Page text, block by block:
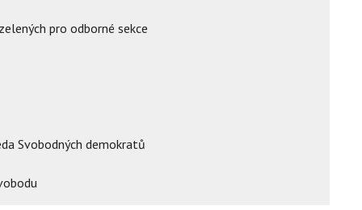
pro odborné sekce
Svobodných demokratů